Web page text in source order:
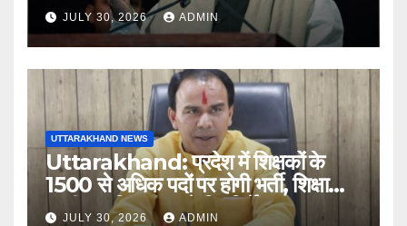
अगस्त को हल्द्वानी में रैली
JULY 30, 2026 ADMIN
UTTARAKHAND NEWS
Uttarakhand: प्रदेश में शिक्षकों के
1500 से अधिक पदों पर होगी भर्ती, शिक्षा
मंत्री धन सिंह रावत ने दिए निर्देश
JULY 30, 2026 ADMIN